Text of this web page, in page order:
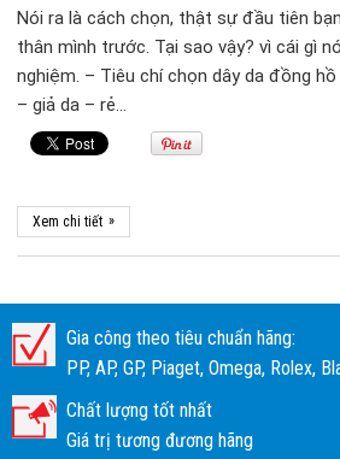
Nói ra là cách chọn, thật sự đầu tiên
thân mình trước. Tại sao vậy? vì cái gì
nghiệm. – Tiêu chí chọn dây da đồng
– giả da – rẻ…
Xem chi tiết »
Gia công theo tiêu chuẩn hãng:
PP, AP, GP, Piaget, Omega, Rolex,
Chất lượng tốt nhất
Giá trị tương đương hãng